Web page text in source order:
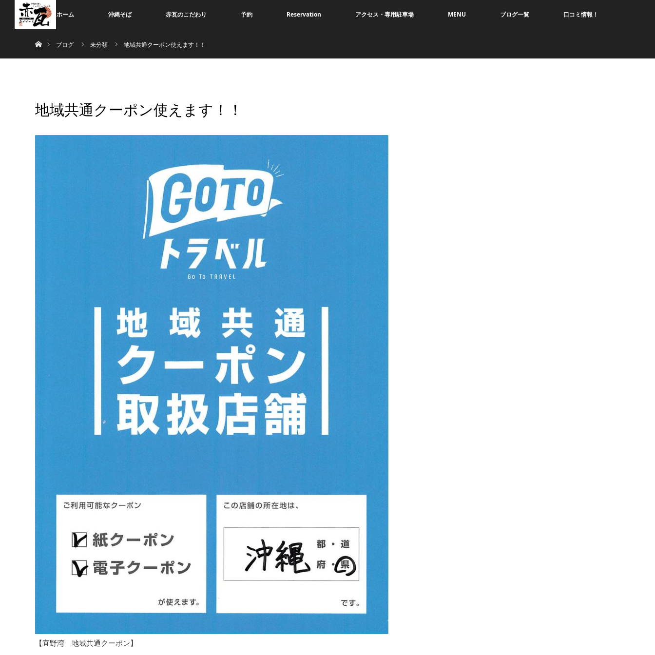
ホーム 沖縄そば 赤瓦のこだわり 予約 Reservation アクセス・専用駐車場 MENU ブログ一覧 口コミ情報！
ブログ
未分類 地域共通クーポン使えます！！
地域共通クーポン使えます！！
【宜野湾 地域共通クーポン】